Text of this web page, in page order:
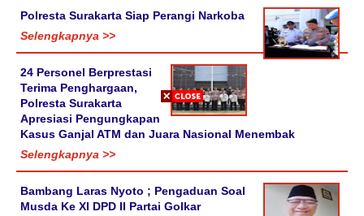
Polresta Surakarta Siap Perangi Narkoba
Selengkapnya >>
24 Personel Berprestasi
Terima Penghargaan,
Polresta Surakarta
Apresiasi Pengungkapan
Kasus Ganjal ATM dan Juara Nasional Menembak
Selengkapnya >>
Bambang Laras Nyoto ; Pengaduan Soal
Musda Ke XI DPD II Partai Golkar